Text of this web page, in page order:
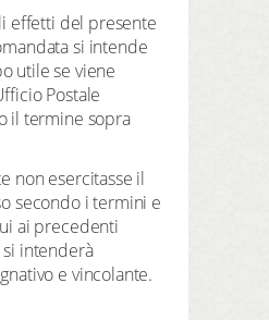
effetti del presente
si intende
utile se viene
Postale
il termine sopra
non esercitasse il
secondo i termini e
ai precedenti
si intenderà
e vincolante.